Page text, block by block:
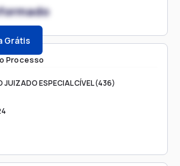
Grátis
Processo
JUIZADO ESPECIAL CÍVEL (436)